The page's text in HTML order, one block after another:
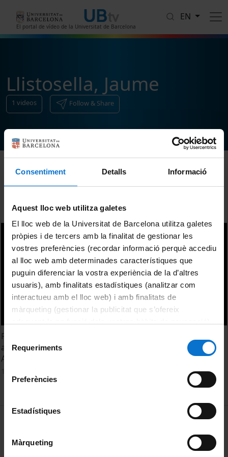
Consentiment Detalls Informació
Aquest lloc web utilitza galetes
El lloc web de la Universitat de Barcelona utilitza galetes
pròpies i de tercers amb la finalitat de gestionar les
vostres preferències (recordar informació perquè accediu
al lloc web amb determinades característiques que
puguin diferenciar la vostra experiència de la d’altres
usuaris), amb finalitats estadístiques (analitzar com
interactueu amb el lloc web) i amb finalitats de
màrqueting (gestionar la publicitat que s’ofereix
consultar laPolítica de galetes del lloc web de la
Selecció
de
consentiment
Requeriments
Preferències
Estadístiques
Màrqueting
El portal de vídeo de la Universitat de Barcelona
EN
Llistosella, Jaume
1 videos Follow & Share
Presentació del llibre 'Guia il·lustrada per a conèixer els
arbres' (Publicacions i Edicions UB) de Jaume Llistosella i
Antoni Sànchez-Cuxart
MENÚ PEU 1